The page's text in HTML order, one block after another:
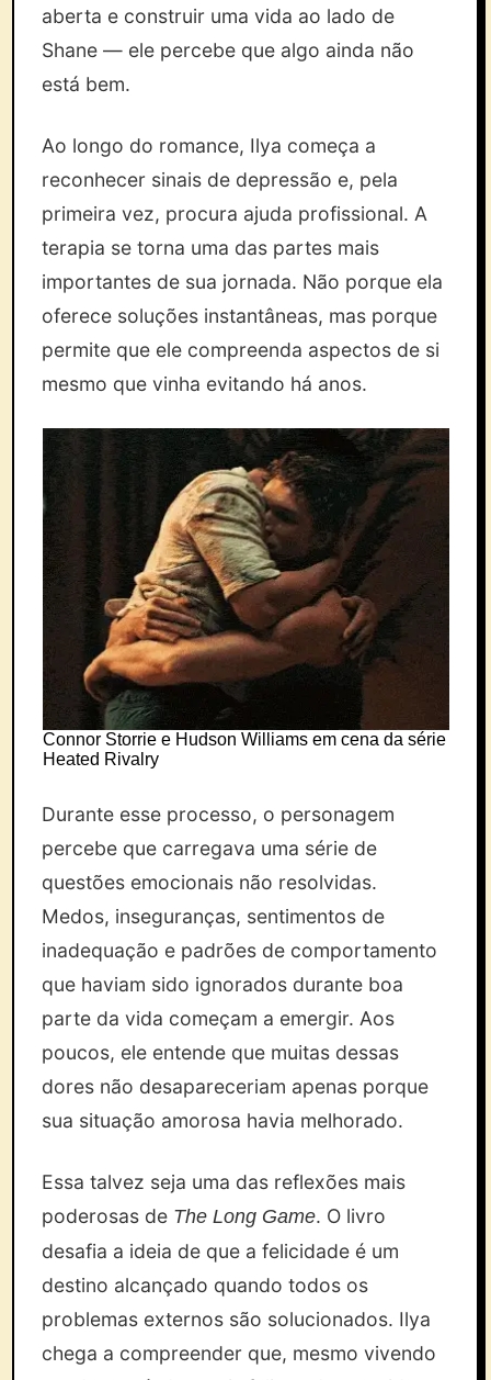
aberta e construir uma vida ao lado de
Shane — ele percebe que algo ainda não
está bem.
Ao longo do romance, Ilya começa a
reconhecer sinais de depressão e, pela
primeira vez, procura ajuda profissional. A
terapia se torna uma das partes mais
importantes de sua jornada. Não porque ela
oferece soluções instantâneas, mas porque
permite que ele compreenda aspectos de si
mesmo que vinha evitando há anos.
Connor Storrie e Hudson Williams em cena da série
Heated Rivalry
Durante esse processo, o personagem
percebe que carregava uma série de
questões emocionais não resolvidas.
Medos, inseguranças, sentimentos de
inadequação e padrões de comportamento
que haviam sido ignorados durante boa
parte da vida começam a emergir. Aos
poucos, ele entende que muitas dessas
dores não desapareceriam apenas porque
sua situação amorosa havia melhorado.
Essa talvez seja uma das reflexões mais
poderosas de The Long Game. O livro
desafia a ideia de que a felicidade é um
destino alcançado quando todos os
problemas externos são solucionados. Ilya
chega a compreender que, mesmo vivendo